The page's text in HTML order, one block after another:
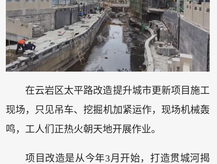
在云岩区太平路改造提升城市更新项目施工
现场，只见吊车、挖掘机加紧运作，现场机械轰
鸣，工人们正热火朝天地开展作业。
项目改造是从今年3月开始，打造贯城河揭